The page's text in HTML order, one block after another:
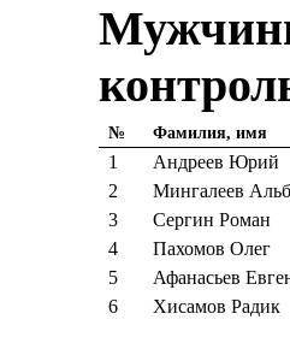
№ Фамилия, имя
1 Андреев Юрий
2
Мингалеев
3
Сергин Роман
4
Пахомов Олег
5
Афанасьев
6
Хисамов Радик